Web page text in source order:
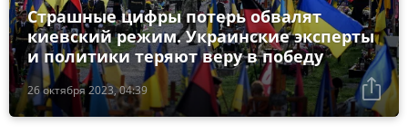
26 октября 2023, 04:39
Страшные цифры потерь обвалят
киевский режим. Украинские эксперты
и политики теряют веру в победу